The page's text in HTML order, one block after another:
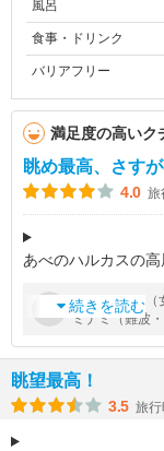
風呂
食事・ドリンク
バリアフリー
満足度の高いク
眺め最高、さす
4.0 旅
あべのハルカスの高
れる立地良さも含
ラウンジの内容も
続きを読む
by桜子 さん（
ミナミ（難波
眺望最高！
3.5 旅行